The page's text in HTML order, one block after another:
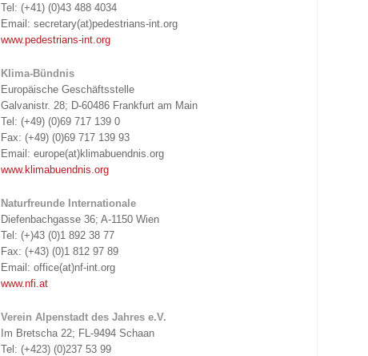
Tel: (+41) (0)43 488 4034
Email: secretary(at)pedestrians-int.org
www.pedestrians-int.org
Klima-Bündnis
Europäische Geschäftsstelle
Galvanistr. 28; D-60486 Frankfurt am Main
Tel: (+49) (0)69 717 139 0
Fax: (+49) (0)69 717 139 93
Email: europe(at)klimabuendnis.org
www.klimabuendnis.org
Naturfreunde Internationale
Diefenbachgasse 36; A-1150 Wien
Tel: (+)43 (0)1 892 38 77
Fax: (+43) (0)1 812 97 89
Email: office(at)nf-int.org
www.nfi.at
Verein Alpenstadt des Jahres e.V.
Im Bretscha 22; FL-9494 Schaan
Tel: (+423) (0)237 53 99